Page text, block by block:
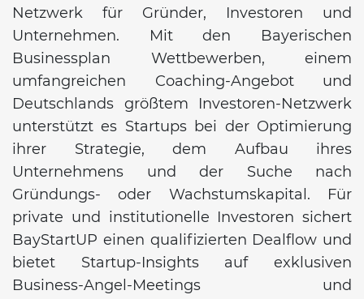
Netzwerk für Gründer, Investoren und
Unternehmen. Mit den Bayerischen
Businessplan Wettbewerben, einem
umfangreichen Coaching-Angebot und
Deutschlands größtem Investoren-Netzwerk
unterstützt es Startups bei der Optimierung
ihrer Strategie, dem Aufbau ihres
Unternehmens und der Suche nach
Gründungs- oder Wachstumskapital. Für
private und institutionelle Investoren sichert
BayStartUP einen qualifizierten Dealflow und
bietet Startup-Insights auf exklusiven
Business-Angel-Meetings und